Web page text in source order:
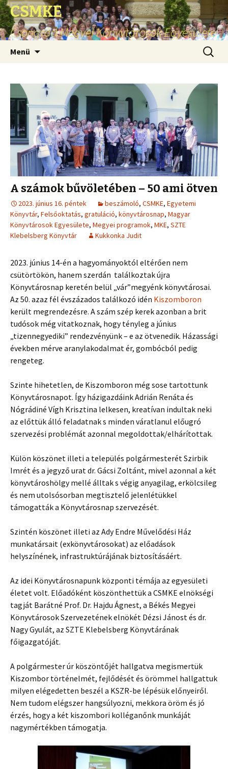
CSMKE
Csongrád Megyei Könyvtárosok Egyesülete
Menü
A számok bűvöletében – 50 ami ötven
2023. június 16. péntek beszámoló, CSMKE, Egyetemi
Könyvtár, Felsőoktatás, gratuláció, könyvtárosnap, Magyar
Könyvtárosok Egyesülete, Megyei programok, MKE, SZTE
Klebelsberg Könyvtár
Kukkonka Judit
2023. június 14-én a hagyományoktól eltérően nem
csütörtökön, hanem szerdán találkoztak újra
Könyvtárosnap keretén belül „vár”megyénk könyvtárosai.
Az 50. azaz fél évszázados találkozó idén Kiszomboron
került megrendezésre. A szám szép kerek azonban a brit
tudósok még vitatkoznak, hogy tényleg a június
„tizennegyediki” rendezvényünk – e az ötvenedik. Házassági
években mérve aranylakodalmat ér, gombócból pedig
rengeteg.
Szinte hihetetlen, de Kiszomboron még sose tartottunk
Könyvtárosnapot. Így házigazdáink Adrián Renáta és
Nógrádiné Vígh Krisztina lelkesen, kreatívan indultak neki
az előttük álló feladatnak s minden váratlanul előugró
szervezési problémát azonnal megoldottak/elhárítottak.
Külön köszönet illeti a település polgármesterét Szirbik
Imrét és a jegyző urat dr. Gácsi Zoltánt, mivel azonnal a két
könyvtároshölgy mellé álltak s végig anyagilag, erkölcsileg
és nem utolsósorban megtisztelő jelenlétükkel
támogatták a Könyvtárosnap szervezését.
Szintén köszönet illeti az Ady Endre Művelődési Ház
munkatársait (exkönyvtárosokat) az előadások
helyszínének, infrastruktúrájának biztosításáért.
Az idei Könyvtárosnapunk központi témája az egyesületi
életet volt. Előadóként köszönthettük a CSMKE elnökségi
tagját Barátné Prof. Dr. Hajdu Ágnest, a Békés Megyei
Könyvtárosok Szervezetének elnökét Dézsi Jánost és dr.
Nagy Gyulát, az SZTE Klebelsberg Könyvtárának
főigazgatóját.
A polgármester úr köszöntőjét hallgatva megismertük
Kiszombor történelmét, fejlődését és örömmel hallgattuk
milyen elégedetten beszél a KSZR-be lépésük előnyeiről.
Nem tudom elégszer hangsúlyozni, mekkora öröm és jó
érzés, hogy a két kiszombori kolléganőnk munkáját
nagymértékben támogatja.